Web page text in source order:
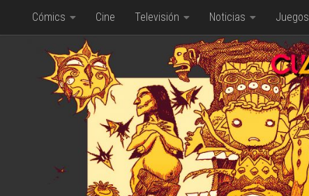
Saltar al contenido
Cómics Cine Televisión Noticias